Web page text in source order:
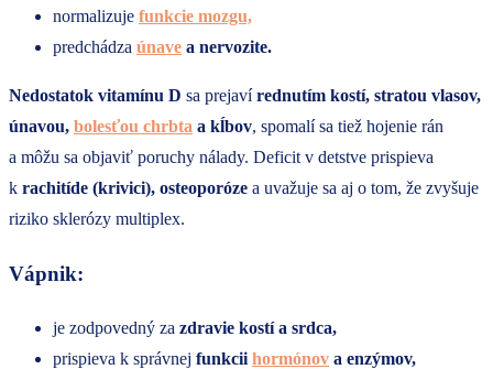
normalizuje funkcie mozgu,
predchádza únave a nervozite.
Nedostatok vitamínu D sa prejavírednutím kostí, stratou vlasov,
únavou, bolesťou chrbta a kĺbov, spomalí sa tiež hojenie rán
a môžu sa objaviť poruchy nálady. Deficit v detstve prispieva
k rachitíde (krivici), osteoporóze a uvažuje sa aj o tom, že zvyšuje
riziko sklerózy multiplex.
Vápnik:
je zodpovedný za zdravie kostí a srdca,
prispieva k správnej funkcii hormónov a enzýmov,